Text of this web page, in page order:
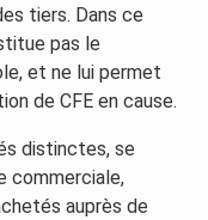
tiers. Dans ce
pas le
et ne lui permet
de CFE en cause.
distinctes, se
commerciale,
auprès de